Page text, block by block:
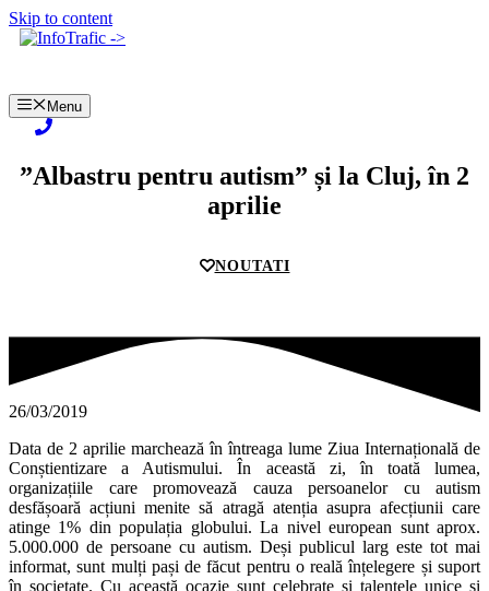
Skip to content
Menu
”Albastru pentru autism” și la Cluj, în 2
aprilie
NOUTATI
26/03/2019
Data de 2 aprilie marchează în întreaga lume Ziua Internațională de
Conștientizare a Autismului. În această zi, în toată lumea,
organizațiile care promovează cauza persoanelor cu autism
desfășoară acțiuni menite să atragă atenția asupra afecțiunii care
atinge 1% din populația globului. La nivel european sunt aprox.
5.000.000 de persoane cu autism. Deși publicul larg este tot mai
informat, sunt mulți pași de făcut pentru o reală înțelegere și suport
în societate. Cu această ocazie sunt celebrate și talentele unice și